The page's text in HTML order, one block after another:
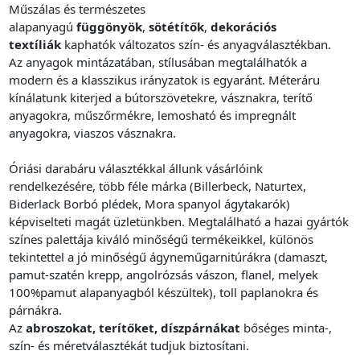
Műszálas és természetes
alapanyagúfüggönyök,sötétítők,dekorációs
textíliák kaphatók változatos szín- és anyagválasztékban.
Az anyagok mintázatában, stílusában megtalálhatók a
modern és a klasszikus irányzatok is egyaránt. Méteráru
kínálatunk kiterjed a bútorszövetekre, vásznakra, terítő
anyagokra, műszőrmékre, lemosható és impregnált
anyagokra, viaszos vásznakra.
Óriási darabáru választékkal állunk vásárlóink
rendelkezésére, több féle márka (Billerbeck, Naturtex,
Biderlack Borbó plédek, Mora spanyol ágytakarók)
képviselteti magát üzletünkben. Megtalálható a hazai gyártók
színes palettája kiváló minőségű termékeikkel, különös
tekintettel a jó minőségű ágyneműgarnitúrákra (damaszt,
pamut-szatén krepp, angolrózsás vászon, flanel, melyek
100%pamut alapanyagból készültek), toll paplanokra és
párnákra.
Azabroszokat, terítőket, díszpárnákat bőséges minta-,
szín- és méretválasztékát tudjuk biztosítani.